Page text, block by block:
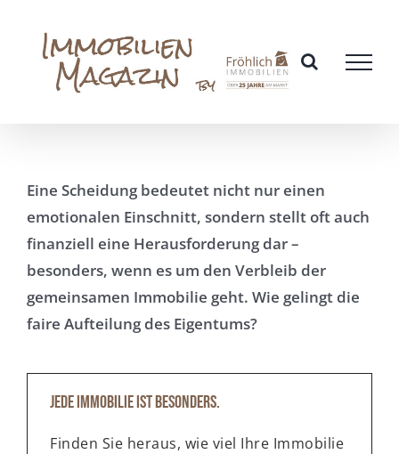
springen
Eine Scheidung bedeutet nicht nur einen
emotionalen Einschnitt, sondern stellt oft auch
finanziell eine Herausforderung dar –
besonders, wenn es um den Verbleib der
gemeinsamen Immobilie geht. Wie gelingt die
faire Aufteilung des Eigentums?
Jede Immobilie ist besonders.
Finden Sie heraus, wie viel Ihre Immobilie